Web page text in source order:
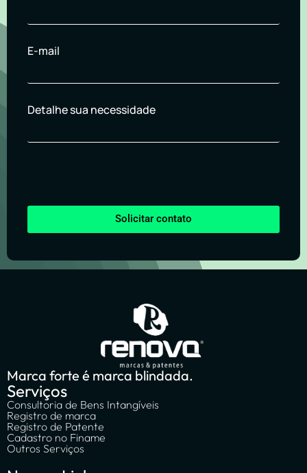
E-mail
Detalhe sua necessidade
Solicitar contato
Marca forte é marca blindada.
Serviços
Consultoria de Bens Intangíveis
Registro de marca
Registro de Patente
Cadastro no Finame
Outros Serviços